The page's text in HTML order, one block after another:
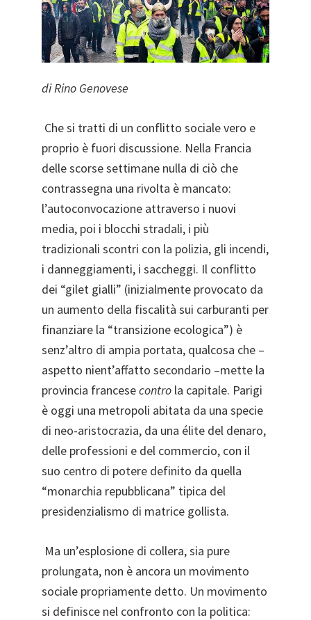
di Rino Genovese
Che si tratti di un conflitto sociale vero e
proprio è fuori discussione. Nella Francia
delle scorse settimane nulla di ciò che
contrassegna una rivolta è mancato:
l’autoconvocazione attraverso i nuovi
media, poi i blocchi stradali, i più
tradizionali scontri con la polizia, gli incendi,
i danneggiamenti, i saccheggi. Il conflitto
dei “gilet gialli” (inizialmente provocato da
un aumento della fiscalità sui carburanti per
finanziare la “transizione ecologica”) è
senz’altro di ampia portata, qualcosa che –
aspetto nient’affatto secondario –mette la
provincia francesecontro la capitale. Parigi
è oggi una metropoli abitata da una specie
di neo-aristocrazia, da una élite del denaro,
delle professioni e del commercio, con il
suo centro di potere definito da quella
“monarchia repubblicana” tipica del
presidenzialismo di matrice gollista.
Ma un’esplosione di collera, sia pure
prolungata, non è ancora un movimento
sociale propriamente detto. Un movimento
si definisce nel confronto con la politica: